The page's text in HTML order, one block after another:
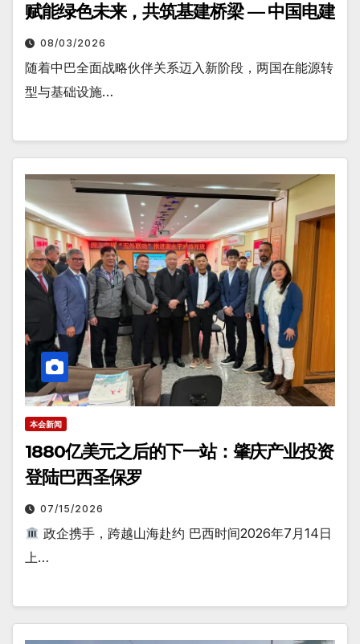
赋能绿色未来，共筑基建桥梁 — 中国电建
08/03/2026
随着中巴全面战略伙伴关系迈入新阶段，两国在能源转
型与基础设施…
本会新闻
1880亿美元之后的下一站：肇庆产业投资
登陆巴西圣保罗
07/15/2026
政企携手，跨越山海赴约 巴西时间2026年7月14日
上…